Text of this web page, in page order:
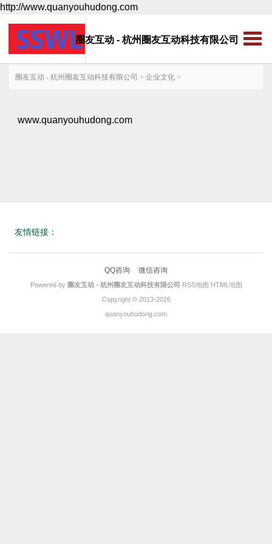
http://www.quanyouhudong.com
圈友互动 - 杭州圈友互动科技有限公司
圈友互动 - 杭州圈友互动科技有限公司 > 企业文化 >
www.quanyouhudong.com
友情链接：
QQ咨询 微信咨询
Powered by 圈友互动 - 杭州圈友互动科技有限公司 RSS地图 HTML地图
Copyright © 2013-2026
quanyouhudong.com